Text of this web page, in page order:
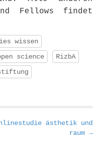
Fellows findet
wissen
science
RizbA
ästhetik und
raum →